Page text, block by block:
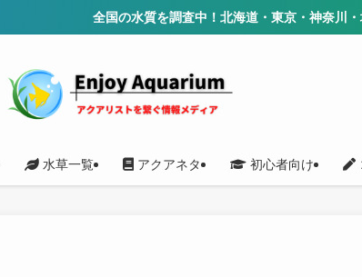
水質を調査中！北海道・東京・神奈川・埼玉・群馬・千葉を公
水草一覧 アクアネタ 初心者向け